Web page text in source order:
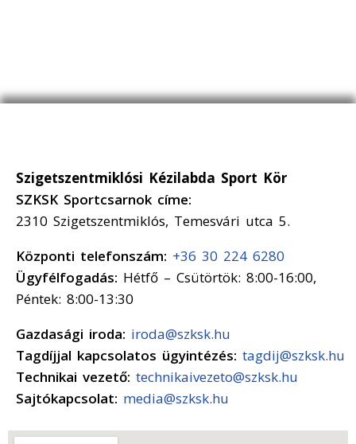
Szigetszentmiklósi Kézilabda Sport Kör
SZKSK Sportcsarnok címe:
2310 Szigetszentmiklós, Temesvári utca 5.
Központi telefonszám: +36 30 224 6280
Ügyfélfogadás: Hétfő – Csütörtök: 8:00-16:00,
Péntek: 8:00-13:30
Gazdasági iroda: iroda@szksk.hu
Tagdíjjal kapcsolatos ügyintézés: tagdij@szksk.hu
Technikai vezető: technikaivezeto@szksk.hu
Sajtókapcsolat: media@szksk.hu